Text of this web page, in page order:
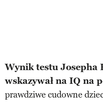
Wynik testu Josepha
wskazywał na IQ na
prawdziwe cudowne